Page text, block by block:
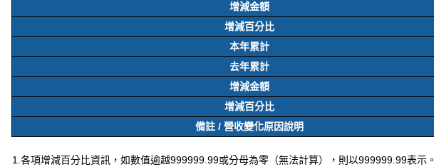
增減金額
增減百分比
本年累計
去年累計
增減金額
增減百分比
備註 / 營收變化原因說明
1.各項增減百分比資訊，如數值逾越999999.99或分母為零（無法計算），則以999999.99表示。